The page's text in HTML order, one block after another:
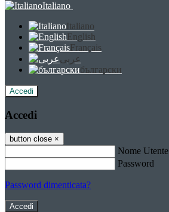
Italiano
Italiano
English
Français
عربى
български
Accedi
Accedi
button close ×
Nome Utente
Password
Password dimenticata?